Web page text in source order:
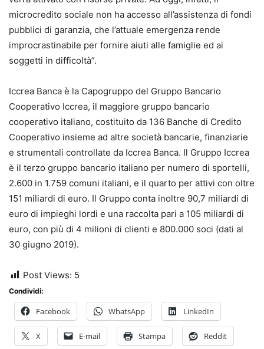
microcredito sociale non ha accesso all’assistenza di fondi
pubblici di garanzia, che l’attuale emergenza rende
improcrastinabile per fornire aiuti alle famiglie ed ai
soggetti in difficoltà”.
Iccrea Banca è la Capogruppo del Gruppo Bancario
Cooperativo Iccrea, il maggiore gruppo bancario
cooperativo italiano, costituito da 136 Banche di Credito
Cooperativo insieme ad altre società bancarie, finanziarie
e strumentali controllate da Iccrea Banca. Il Gruppo Iccrea
è il terzo gruppo bancario italiano per numero di sportelli,
2.600 in 1.759 comuni italiani, e il quarto per attivi con oltre
151 miliardi di euro. Il Gruppo conta inoltre 90,7 miliardi di
euro di impieghi lordi e una raccolta pari a 105 miliardi di
euro, con più di 4 milioni di clienti e 800.000 soci (dati al
30 giugno 2019).
Post Views: 5
Condividi:
Facebook WhatsApp LinkedIn
X E-mail Stampa Reddit